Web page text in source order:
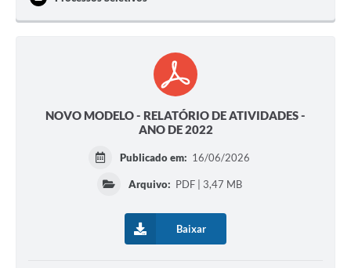
NOVO MODELO - RELATÓRIO DE ATIVIDADES -
ANO DE 2022
Publicado em: 16/06/2026
Arquivo: PDF | 3,47 MB
Baixar